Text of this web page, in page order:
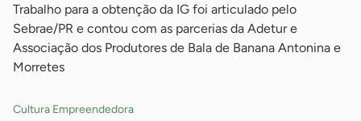
Trabalho para a obtenção da IG foi articulado pelo
Sebrae/PR e contou com as parcerias da Adetur e
Associação dos Produtores de Bala de Banana Antonina e
Morretes
Cultura Empreendedora